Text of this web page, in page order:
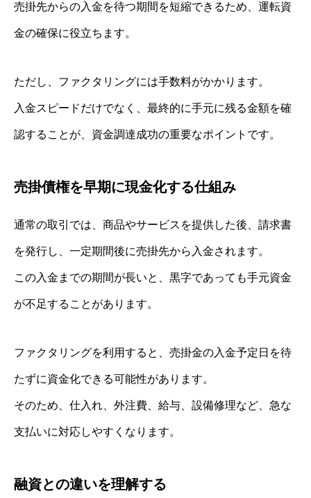
売掛先からの入金を待つ期間を短縮できるため、運転資
金の確保に役立ちます。
ただし、ファクタリングには手数料がかかります。
入金スピードだけでなく、最終的に手元に残る金額を確
認することが、資金調達成功の重要なポイントです。
売掛債権を早期に現金化する仕組み
通常の取引では、商品やサービスを提供した後、請求書
を発行し、一定期間後に売掛先から入金されます。
この入金までの期間が長いと、黒字であっても手元資金
が不足することがあります。
ファクタリングを利用すると、売掛金の入金予定日を待
たずに資金化できる可能性があります。
そのため、仕入れ、外注費、給与、設備修理など、急な
支払いに対応しやすくなります。
融資との違いを理解する